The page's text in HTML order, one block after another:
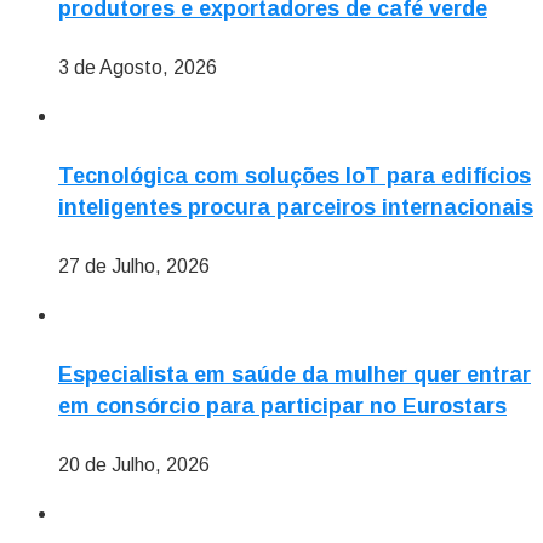
produtores e exportadores de café verde
3 de Agosto, 2026
Tecnológica com soluções IoT para edifícios
inteligentes procura parceiros internacionais
27 de Julho, 2026
Especialista em saúde da mulher quer entrar
em consórcio para participar no Eurostars
20 de Julho, 2026